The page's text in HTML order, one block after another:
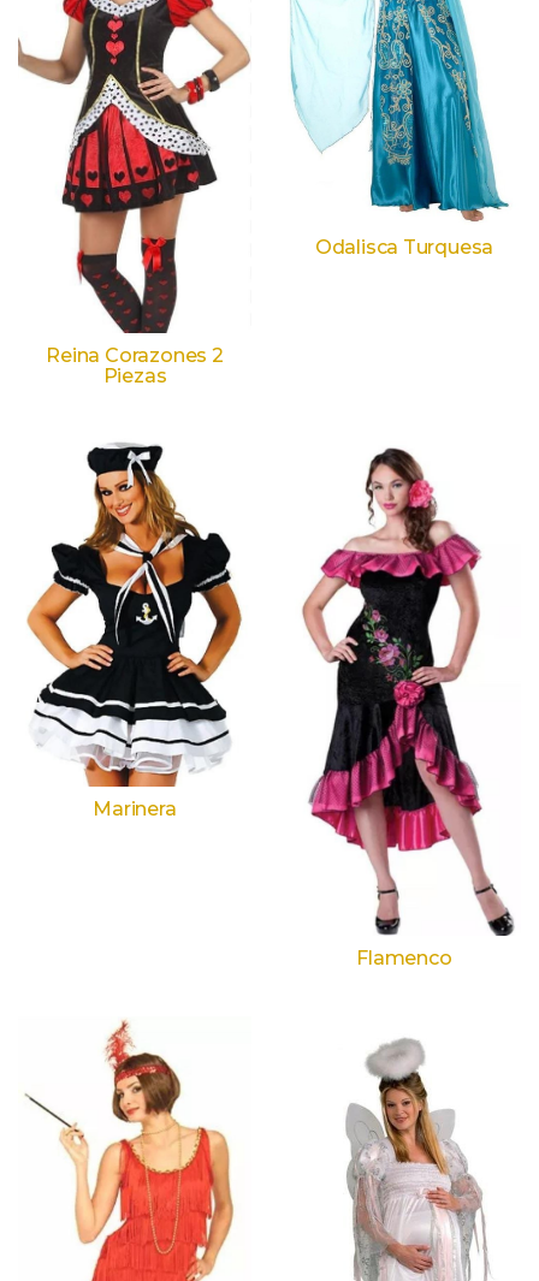
Reina Corazones 2
Piezas
Odalisca Turquesa
Marinera
Flamenco